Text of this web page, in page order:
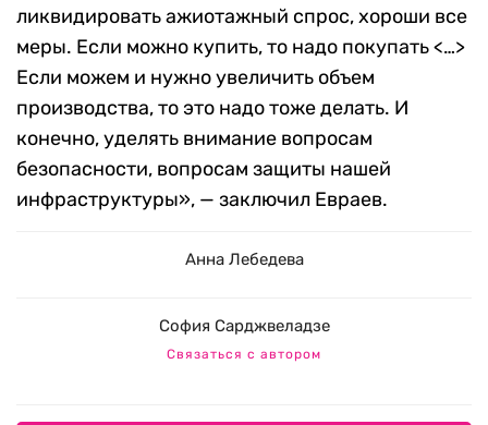
ликвидировать ажиотажный спрос, хороши все
меры. Если можно купить, то надо покупать <…>
Если можем и нужно увеличить объем
производства, то это надо тоже делать. И
конечно, уделять внимание вопросам
безопасности, вопросам защиты нашей
инфраструктуры», — заключил Евраев.
Анна Лебедева
София Сарджвеладзе
Связаться с автором